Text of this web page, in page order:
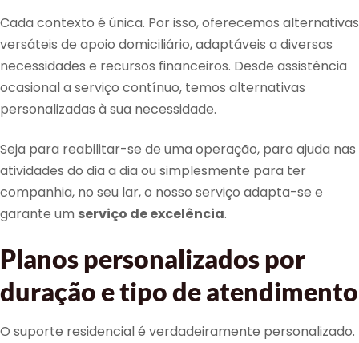
Cada contexto é única. Por isso, oferecemos alternativas
versáteis de apoio domiciliário, adaptáveis a diversas
necessidades e recursos financeiros. Desde assistência
ocasional a serviço contínuo, temos alternativas
personalizadas à sua necessidade.
Seja para reabilitar-se de uma operação, para ajuda nas
atividades do dia a dia ou simplesmente para ter
companhia, no seu lar, o nosso serviço adapta-se e
garante um serviço de excelência.
Planos personalizados por
duração e tipo de atendimento
O suporte residencial é verdadeiramente personalizado.